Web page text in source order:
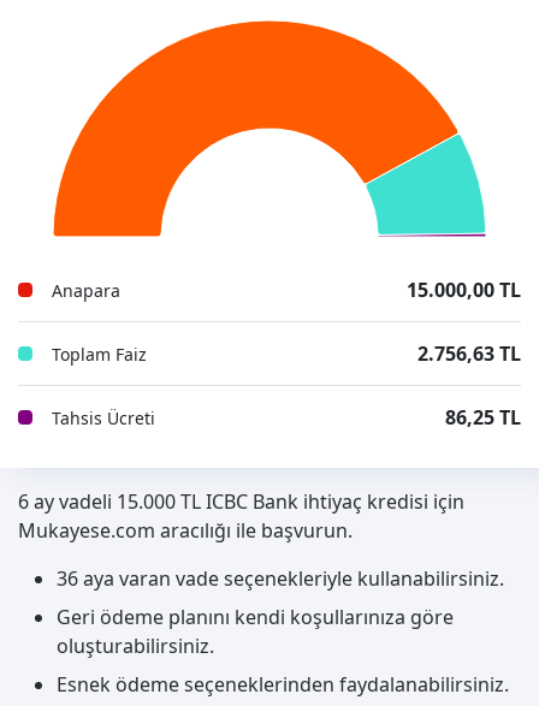
Anapara 15.000,00 TL
Toplam Faiz 2.756,63 TL
Tahsis Ücreti 86,25 TL
6 ay vadeli 15.000 TL ICBC Bank ihtiyaç kredisi için
Mukayese.com aracılığı ile başvurun.
36 aya varan vade seçenekleriyle kullanabilirsiniz.
Geri ödeme planını kendi koşullarınıza göre
oluşturabilirsiniz.
Esnek ödeme seçeneklerinden faydalanabilirsiniz.